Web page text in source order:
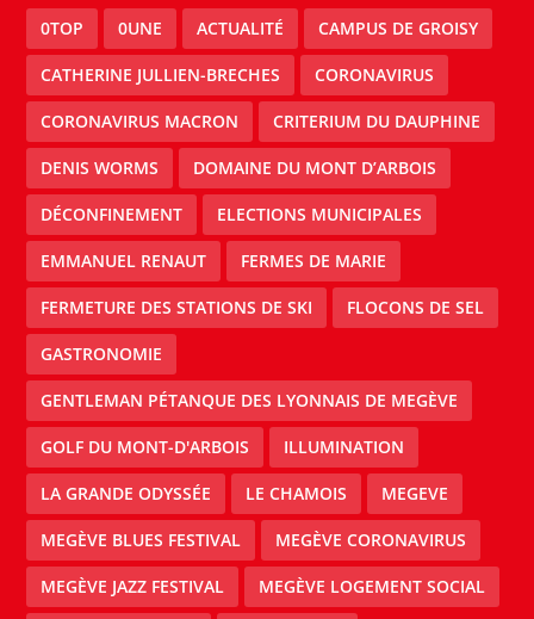
0TOP 0UNE ACTUALITÉ CAMPUS DE GROISY
CATHERINE JULLIEN-BRECHES CORONAVIRUS
CORONAVIRUS MACRON CRITERIUM DU DAUPHINE
DENIS WORMS DOMAINE DU MONT D’ARBOIS
DÉCONFINEMENT ELECTIONS MUNICIPALES
EMMANUEL RENAUT FERMES DE MARIE
FERMETURE DES STATIONS DE SKI FLOCONS DE SEL
GASTRONOMIE
GENTLEMAN PÉTANQUE DES LYONNAIS DE MEGÈVE
GOLF DU MONT-D'ARBOIS ILLUMINATION
LA GRANDE ODYSSÉE LE CHAMOIS MEGEVE
MEGÈVE BLUES FESTIVAL MEGÈVE CORONAVIRUS
MEGÈVE JAZZ FESTIVAL MEGÈVE LOGEMENT SOCIAL